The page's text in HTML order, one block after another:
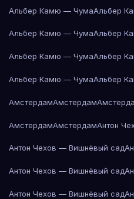
Альбер Камю — ЧумаАльбер
Альбер Камю — ЧумаАльбер
Альбер Камю — ЧумаАльбер
Альбер Камю — ЧумаАльбер
АмстердамАмстердам
АмстердамАмстердамАнтон
Антон Чехов — Вишнёвый сад
Антон Чехов — Вишнёвый сад
Антон Чехов — Вишнёвый сад